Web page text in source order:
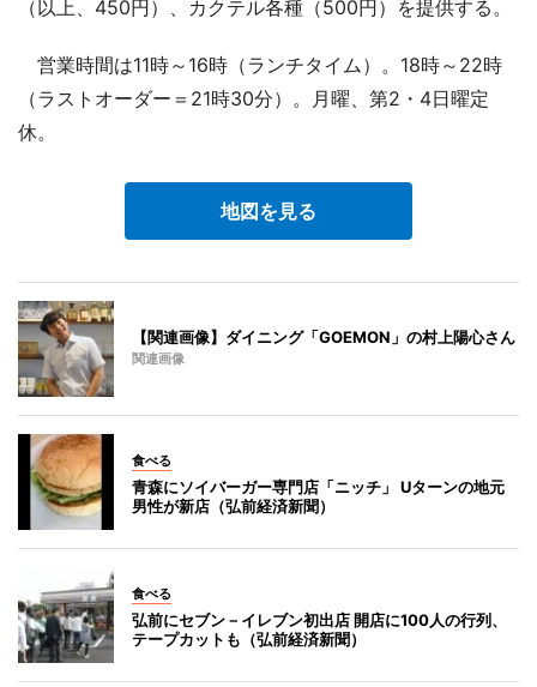
（以上、450円）、カクテル各種（500円）を提供する。
営業時間は11時～16時（ランチタイム）。18時～22時
（ラストオーダー＝21時30分）。月曜、第2・4日曜定
休。
地図を見る
【関連画像】ダイニング「GOEMON」の村上陽心さん
関連画像
食べる
青森にソイバーガー専門店「ニッチ」 Uターンの地元
男性が新店（弘前経済新聞）
食べる
弘前にセブン－イレブン初出店 開店に100人の行列、
テープカットも（弘前経済新聞）